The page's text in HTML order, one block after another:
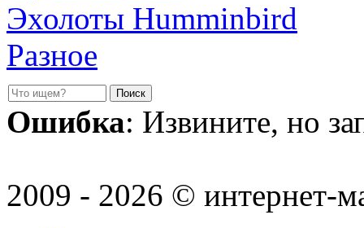
Эхолоты Humminbird
Разное
Ошибка: Извините, но
2009 - 2026 © интернет-